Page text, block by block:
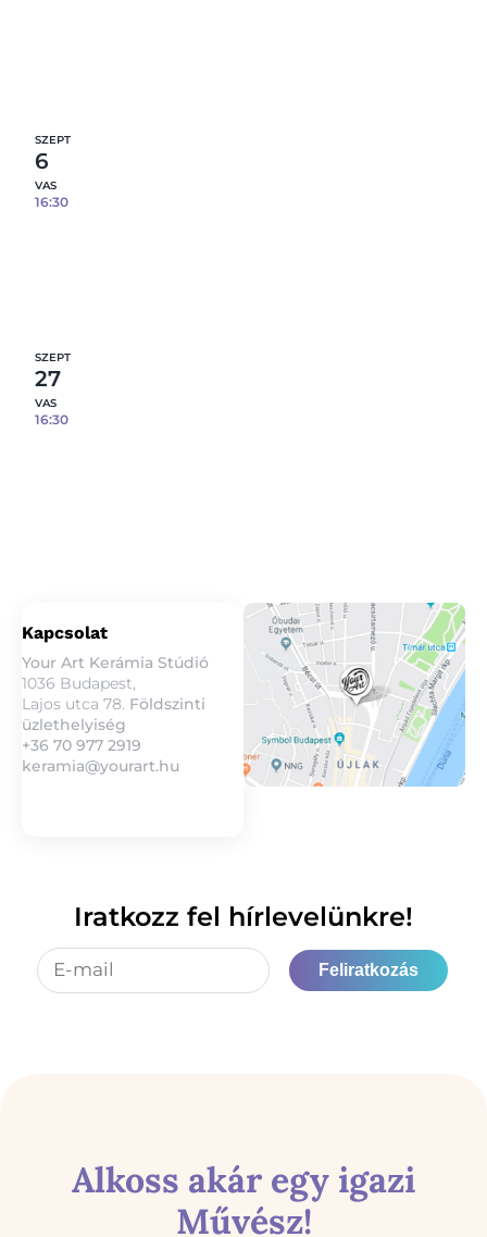
SZEPT
6
VAS
16:30
SZEPT
27
VAS
16:30
Kapcsolat
Your Art Kerámia Stúdió
1036 Budapest,
Lajos utca 78. Földszinti
üzlethelyiség
+36 70 977 2919
keramia@yourart.hu
Iratkozz fel hírlevelünkre!
Feliratkozás
Alkoss akár egy igazi
Művész!